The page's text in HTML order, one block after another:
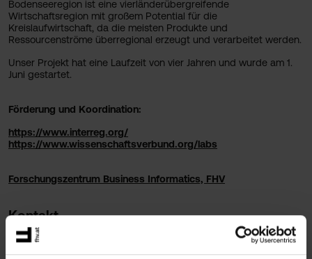
Bodenseeregion ist eine vierländerübergreifende
Wirtschaftsregion mit großem Potential für die
Kreislaufwirtschaft, da die meisten Produkte und
Ressourcenströme überregional erzeugt und verarbeitet werden.
Unser Projekt hat eine Laufzeit von vier Jahren und wurde am 1.
Juni gestartet.
Förderung und Koordination:
https://www.interreg.org/
https://www.wissenschaftsverbund.org/labs
Forschungszentrum Business Informatics, FHV
Kontakt